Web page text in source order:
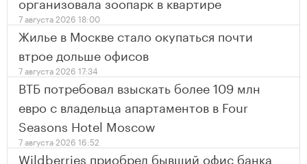
7 августа 2026 18:00
Жилье в Москве стало окупаться почти
втрое дольше офисов
7 августа 2026 17:34
ВТБ потребовал взыскать более 109 млн
евро с владельца апартаментов в Four
Seasons Hotel Moscow
7 августа 2026 16:52
Wildberries приобрел бывший офис банка